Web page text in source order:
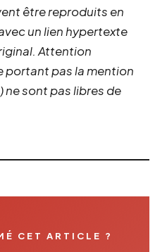
être reproduits en
un lien hypertexte
Attention
portant pas la mention
sont pas libres de
CET ARTICLE ?